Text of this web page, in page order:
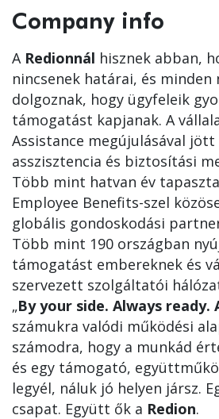
Company info
A Redionnál hisznek abban,
nincsenek határai, és minden
dolgoznak, hogy ügyfeleik
támogatást kapjanak. A
Assistance megújulásával
asszisztencia és biztosítási
Több mint hatvan év
Employee Benefits-szel
globális gondoskodási
Több mint 190 országban
támogatást embereknek és
szervezett szolgáltatói
„By your side. Always ready.
számukra valódi működési
számodra, hogy a munkád
és egy támogató,
legyél, náluk jó helyen jársz.
csapat. Együtt ők a Redion.